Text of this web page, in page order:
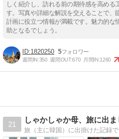
しく紹介し、訪れる前の期待感を高める
す。写真や詳細な解説を交えることで、
計画に役立つ情報が満載です。魅力的な
助となるでしょう。
1820250 5
週間IN:350 週間OUT:670 月間IN:1260
21
しゃかしゃか母、旅に出ま